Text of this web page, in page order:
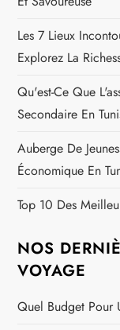
e
Les 7 Lieux
Explorez La
Qu'est-Ce Que
Secondaire En
Auberge De
Économique En
Top 10 Des
NOS
VOYAGE
Quel Budget Pour